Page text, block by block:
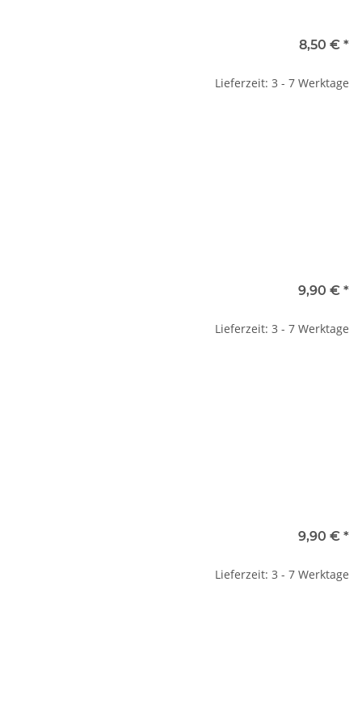
8,50 € *
Lieferzeit: 3 - 7 Werktage
9,90 € *
Lieferzeit: 3 - 7 Werktage
9,90 € *
Lieferzeit: 3 - 7 Werktage